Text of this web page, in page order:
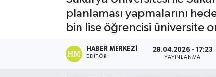
planlaması yapmalarını
bin lise öğrencisi üniversite
HABER MERKEZI
EDITÖR
28.04.2026 - 17:23
YAYINLANMA
Tüm Manşetler